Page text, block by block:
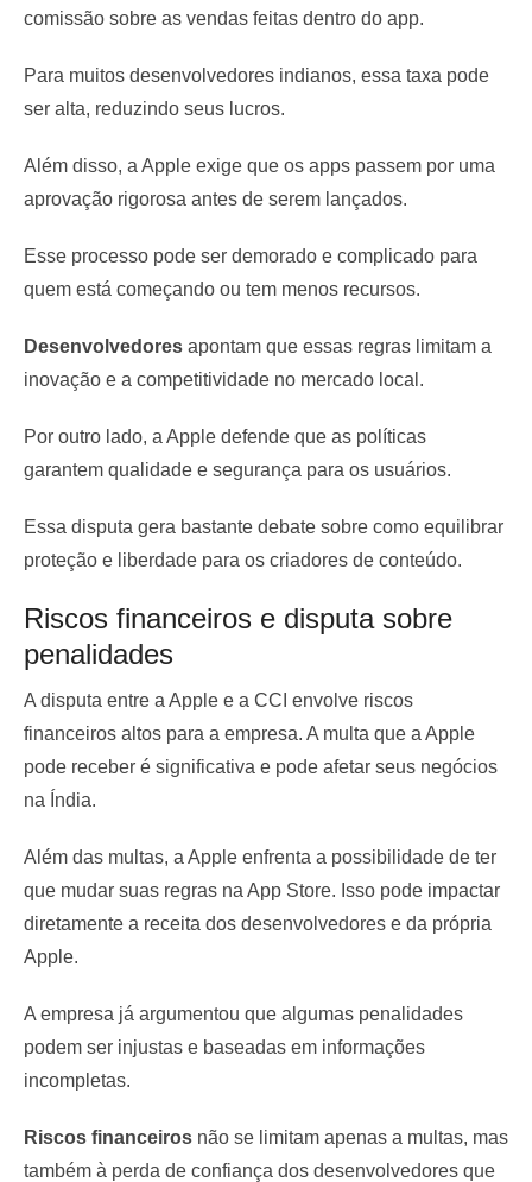
comissão sobre as vendas feitas dentro do app.
Para muitos desenvolvedores indianos, essa taxa pode
ser alta, reduzindo seus lucros.
Além disso, a Apple exige que os apps passem por uma
aprovação rigorosa antes de serem lançados.
Esse processo pode ser demorado e complicado para
quem está começando ou tem menos recursos.
Desenvolvedores apontam que essas regras limitam a
inovação e a competitividade no mercado local.
Por outro lado, a Apple defende que as políticas
garantem qualidade e segurança para os usuários.
Essa disputa gera bastante debate sobre como equilibrar
proteção e liberdade para os criadores de conteúdo.
Riscos financeiros e disputa sobre
penalidades
A disputa entre a Apple e a CCI envolve riscos
financeiros altos para a empresa. A multa que a Apple
pode receber é significativa e pode afetar seus negócios
na Índia.
Além das multas, a Apple enfrenta a possibilidade de ter
que mudar suas regras na App Store. Isso pode impactar
diretamente a receita dos desenvolvedores e da própria
Apple.
A empresa já argumentou que algumas penalidades
podem ser injustas e baseadas em informações
incompletas.
Riscos financeiros não se limitam apenas a multas, mas
também à perda de confiança dos desenvolvedores que